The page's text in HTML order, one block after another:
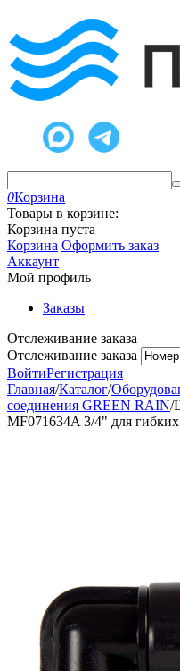
0Корзина
Товары в корзине:
Корзина пуста
Корзина Оформить заказ
Аккаунт
Мой профиль
Заказы
Отслеживание заказа
Отслеживание заказа
ВойтиРегистрация
Главная/Каталог/
соединения GREEN RAIN/
MF071634A 3/4" для